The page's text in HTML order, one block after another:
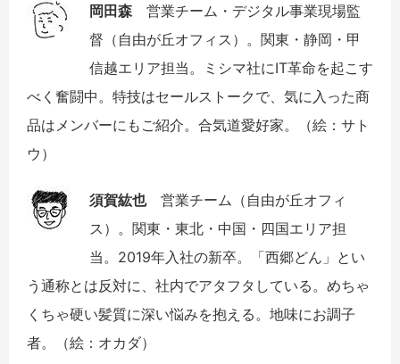
岡田森 営業チーム・デジタル事業現場監
督（自由が丘オフィス）。関東・静岡・甲
信越エリア担当。ミシマ社にIT革命を起こす
べく奮闘中。特技はセールストークで、気に入った商
品はメンバーにもご紹介。合気道愛好家。（絵：サト
ウ）
須賀紘也営業チーム（自由が丘オフィ
ス）。関東・東北・中国・四国エリア担
当。2019年入社の新卒。「西郷どん」とい
う通称とは反対に、社内でアタフタしている。めちゃ
くちゃ硬い髪質に深い悩みを抱える。地味にお調子
者。（絵：オカダ）